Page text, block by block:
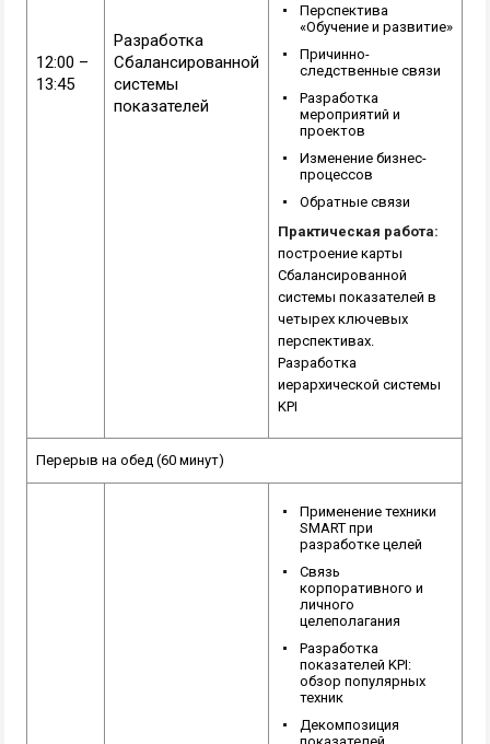
12:00 –
13:45
Разработка
Сбалансированной
системы
показателей
Перспектива
«Обучение и развитие»
Причинно-
следственные связи
Разработка
мероприятий и
проектов
Изменение бизнес-
процессов
Обратные связи
Практическая работа:
построение карты
Сбалансированной
системы показателей в
четырех ключевых
перспективах.
Разработка
иерархической системы
KPI
Перерыв на обед (60 минут)
Применение техники
SMART при
разработке целей
Связь
корпоративного и
личного
целеполагания
Разработка
показателей KPI:
обзор популярных
техник
Декомпозиция